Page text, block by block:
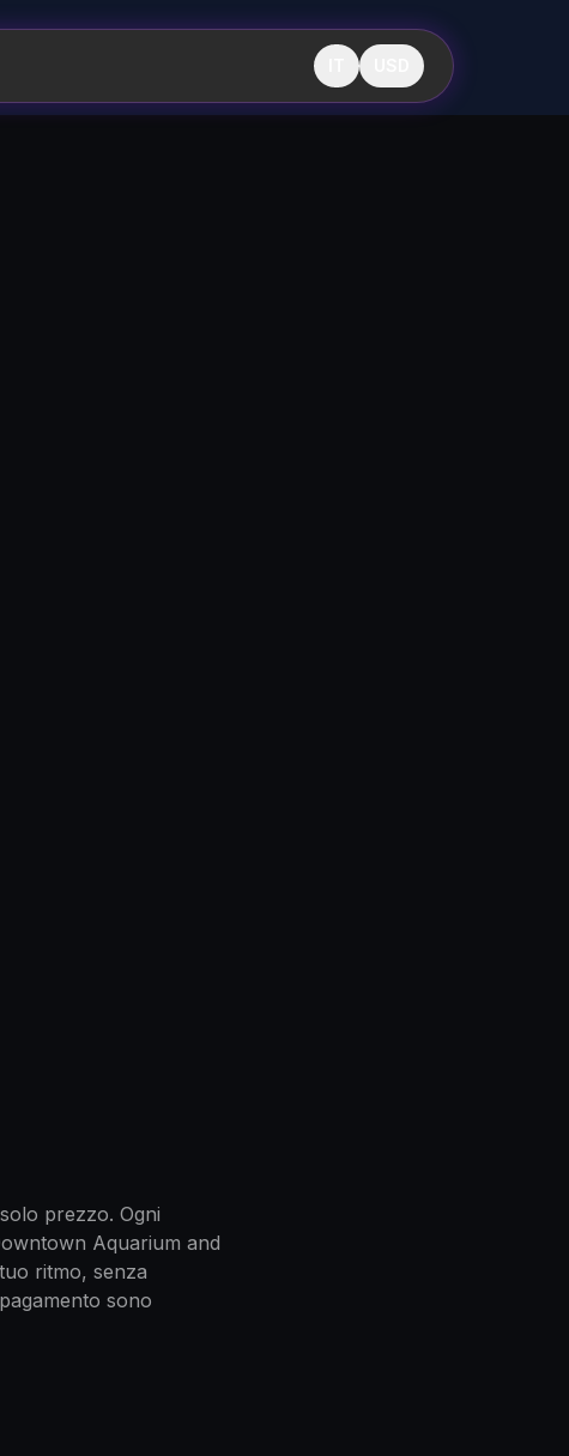
prezzo. Ogni
Aquarium and
ritmo, senza
sono